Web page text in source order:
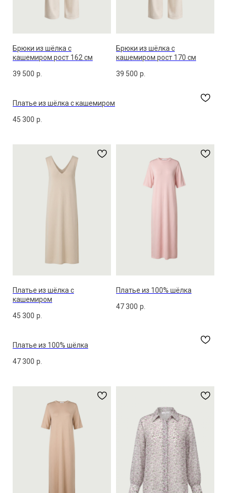
Брюки из шёлка с
кашемиром рост 162 см
39 500 р.
Брюки из шёлка с
кашемиром рост 170 см
39 500 р.
Платье из шёлка с кашемиром
45 300 р.
Платье из шёлка с
кашемиром
45 300 р.
Платье из 100% шёлка
47 300 р.
Платье из 100% шёлка
47 300 р.